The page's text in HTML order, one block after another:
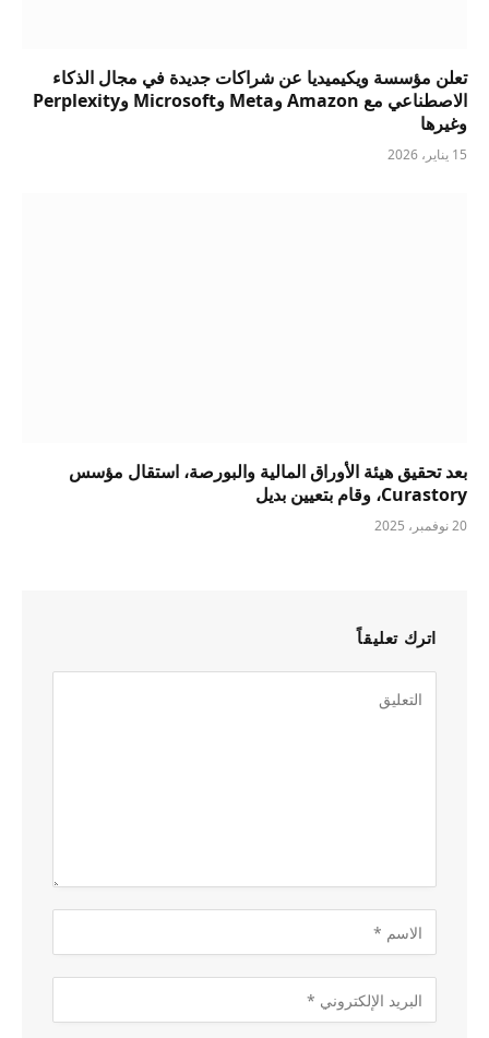
تعلن مؤسسة ويكيميديا ​​عن شراكات جديدة في مجال الذكاء
الاصطناعي مع Amazon وMeta وMicrosoft وPerplexity
وغيرها
15 يناير، 2026
بعد تحقيق هيئة الأوراق المالية والبورصة، استقال مؤسس
Curastory، وقام بتعيين بديل
20 نوفمبر، 2025
اترك تعليقاً